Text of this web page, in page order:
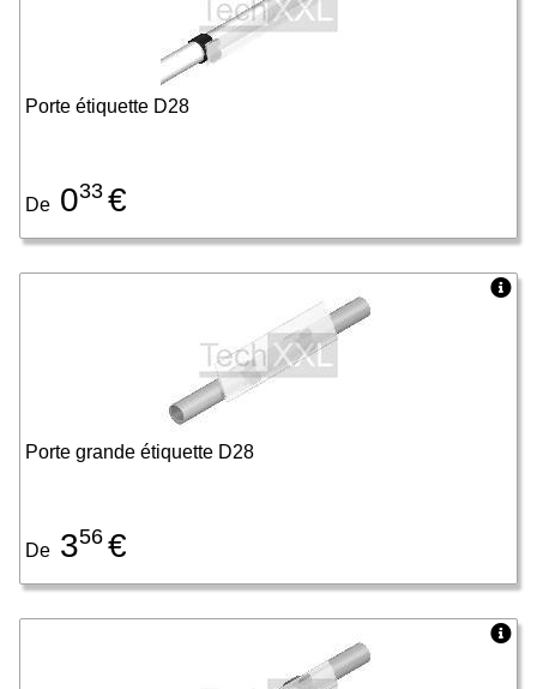
Porte étiquette D28
De 033 €
Porte grande étiquette D28
De 356 €